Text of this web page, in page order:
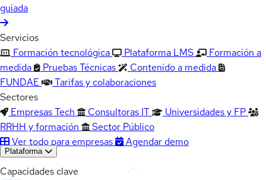
guiada
Servicios
Formación tecnológica
Plataforma LMS
Formación a
medida
Pruebas Técnicas
Contenido a medida
FUNDAE
Tarifas y colaboraciones
Sectores
Empresas Tech
Consultoras IT
Universidades y FP
RRHH y formación
Sector Público
Ver todo para empresas
Agendar demo
Plataforma
Capacidades clave